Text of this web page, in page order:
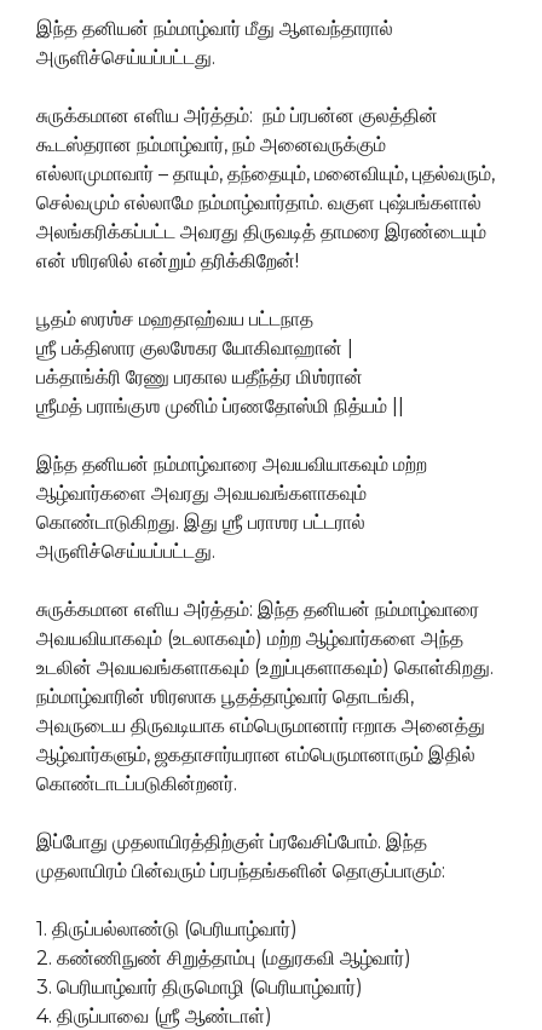
இந்த தனியன் நம்மாழ்வார் மீது ஆளவந்தாரால்
அருளிச்செய்யப்பட்டது.
சுருக்கமான எளிய அர்த்தம்: நம் ப்ரபன்ன குலத்தின்
கூடஸ்தரான நம்மாழ்வார், நம் அனைவருக்கும்
எல்லாமுமாவார் – தாயும், தந்தையும், மனைவியும், புதல்வரும்,
செல்வமும் எல்லாமே நம்மாழ்வார்தாம். வகுள புஷ்பங்களால்
அலங்கரிக்கப்பட்ட அவரது திருவடித் தாமரை இரண்டையும்
என் ஶிரஸில் என்றும் தரிக்கிறேன்!
பூதம் ஸரஶ்ச மஹதாஹ்வய பட்டநாத
ஶ்ரீ பக்திஸார குலஶேகர யோகிவாஹான் |
பக்தாங்க்ரி ரேணு பரகால யதீந்த்ர மிஶ்ரான்
ஶ்ரீமத் பராங்குஶ முனிம் ப்ரணதோஸ்மி நித்யம் ||
இந்த தனியன் நம்மாழ்வாரை அவயவியாகவும் மற்ற
ஆழ்வார்களை அவரது அவயவங்களாகவும்
கொண்டாடுகிறது. இது ஶ்ரீ பராஶர பட்டரால்
அருளிச்செய்யப்பட்டது.
சுருக்கமான எளிய அர்த்தம்: இந்த தனியன் நம்மாழ்வாரை
அவயவியாகவும் (உடலாகவும்) மற்ற ஆழ்வார்களை அந்த
உடலின் அவயவங்களாகவும் (உறுப்புகளாகவும்) கொள்கிறது.
நம்மாழ்வாரின் ஶிரஸாக பூதத்தாழ்வார் தொடங்கி,
அவருடைய திருவடியாக எம்பெருமானார் ஈறாக அனைத்து
ஆழ்வார்களும், ஜகதாசார்யரான எம்பெருமானாரும் இதில்
கொண்டாடப்படுகின்றனர்.
இப்போது முதலாயிரத்திற்குள் ப்ரவேசிப்போம். இந்த
முதலாயிரம் பின்வரும் ப்ரபந்தங்களின் தொகுப்பாகும்:
1. திருப்பல்லாண்டு (பெரியாழ்வார்)
2. கண்ணிநுண் சிறுத்தாம்பு (மதுரகவி ஆழ்வார்)
3. பெரியாழ்வார் திருமொழி (பெரியாழ்வார்)
4. திருப்பாவை (ஶ்ரீ ஆண்டாள்)